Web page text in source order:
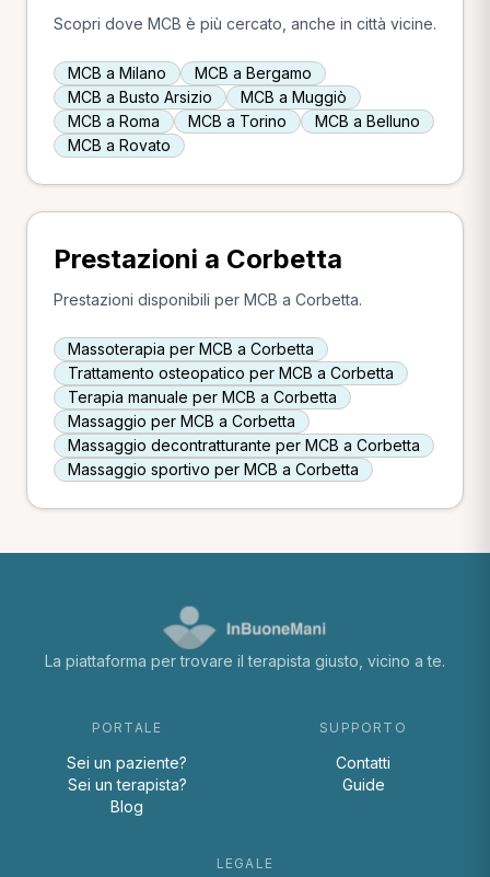
Scopri dove MCB è più cercato, anche in città vicine.
MCB a Milano
MCB a Bergamo
MCB a Busto Arsizio
MCB a Muggiò
MCB a Roma
MCB a Torino
MCB a Belluno
MCB a Rovato
Prestazioni a Corbetta
Prestazioni disponibili per MCB a Corbetta.
Massoterapia per MCB a Corbetta
Trattamento osteopatico per MCB a Corbetta
Terapia manuale per MCB a Corbetta
Massaggio per MCB a Corbetta
Massaggio decontratturante per MCB a Corbetta
Massaggio sportivo per MCB a Corbetta
La piattaforma per trovare il terapista giusto, vicino a te.
PORTALE
Sei un paziente?
Sei un terapista?
Blog
SUPPORTO
Contatti
Guide
LEGALE